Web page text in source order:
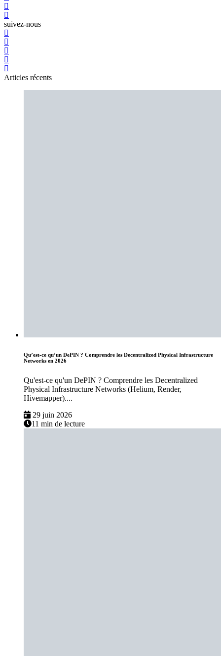
suivez-nous
Articles récents
Qu’est-ce qu’un DePIN ? Comprendre les Decentralized Physical Infrastructure
Networks en 2026
Qu'est-ce qu'un DePIN ? Comprendre les Decentralized
Physical Infrastructure Networks (Helium, Render,
Hivemapper)....
29 juin 2026
11 min de lecture